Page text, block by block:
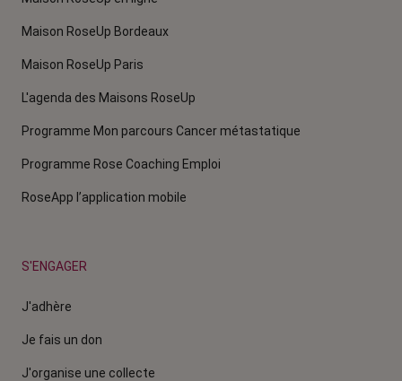
Maison RoseUp Bordeaux
Maison RoseUp Paris
L'agenda des Maisons RoseUp
Programme Mon parcours Cancer métastatique
Programme Rose Coaching Emploi
RoseApp l’application mobile
S'ENGAGER
J'adhère
Je fais un don
J'organise une collecte